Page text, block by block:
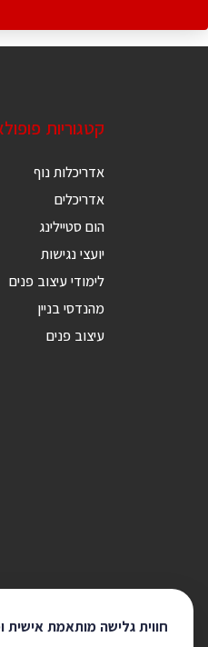
חווית גלישה מותאמת אישית
קטגוריות
אדריכלות נוף
אדריכלים
הום סטיילינג
יועצי נגישות
לימודי עיצוב פנים
מהנדסי בניין
עיצוב פנים